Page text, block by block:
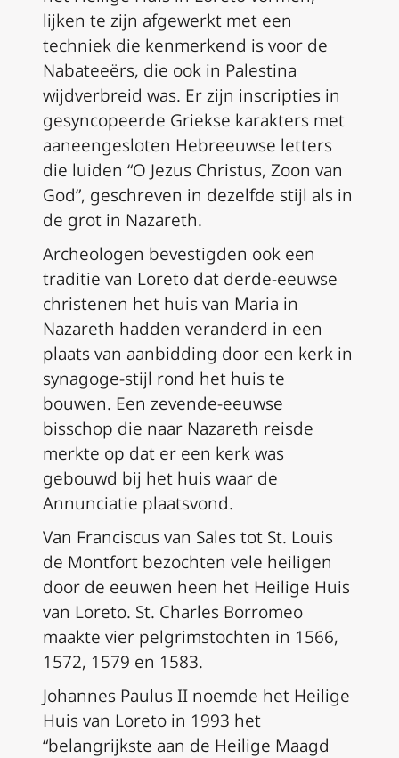
lijken te zijn afgewerkt met een
techniek die kenmerkend is voor de
Nabateeërs, die ook in Palestina
wijdverbreid was. Er zijn inscripties in
gesyncopeerde Griekse karakters met
aaneengesloten Hebreeuwse letters
die luiden “O Jezus Christus, Zoon van
God”, geschreven in dezelfde stijl als in
de grot in Nazareth.
Archeologen bevestigden ook een
traditie van Loreto dat derde-eeuwse
christenen het huis van Maria in
Nazareth hadden veranderd in een
plaats van aanbidding door een kerk in
synagoge-stijl rond het huis te
bouwen. Een zevende-eeuwse
bisschop die naar Nazareth reisde
merkte op dat er een kerk was
gebouwd bij het huis waar de
Annunciatie plaatsvond.
Van Franciscus van Sales tot St. Louis
de Montfort bezochten vele heiligen
door de eeuwen heen het Heilige Huis
van Loreto. St. Charles Borromeo
maakte vier pelgrimstochten in 1566,
1572, 1579 en 1583.
Johannes Paulus II noemde het Heilige
Huis van Loreto in 1993 het
“belangrijkste aan de Heilige Maagd